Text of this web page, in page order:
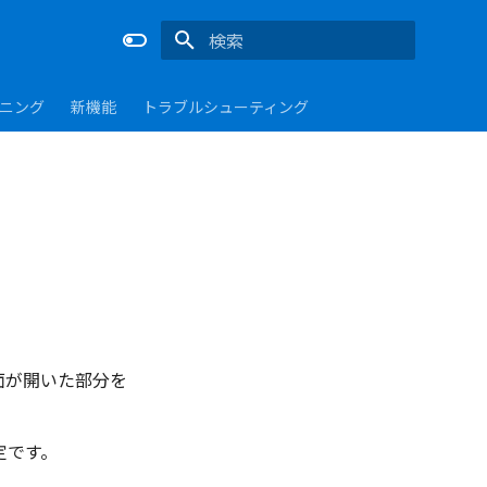
ング 新機能 トラブルシューティング
開いた部分を
す。